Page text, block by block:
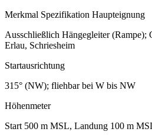
Merkmal Spezifikation Haupteignung
Ausschließlich Hängegleiter (Rampe);
Erlau, Schriesheim
Startausrichtung
315° (NW); fliehbar bei W bis NW
Höhenmeter
Start 500 m MSL, Landung 100 m